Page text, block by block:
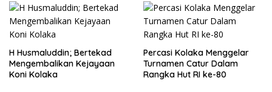
H Husmaluddin; Bertekad
Mengembalikan Kejayaan
Koni Kolaka
Percasi Kolaka Menggelar
Turnamen Catur Dalam
Rangka Hut RI ke-80